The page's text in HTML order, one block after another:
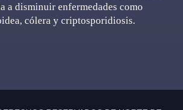
a disminuir enfermedades como
cólera y criptosporidiosis.